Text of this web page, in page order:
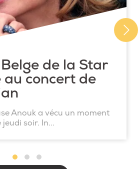
de la Star
concert de
Anouk a vécu un moment
soir. In...